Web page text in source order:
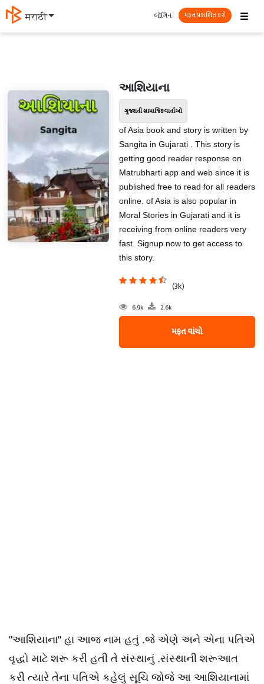
मराठी ☰
લૉગિન મફત પ્રકાશિત કરો
આશિયાના
ગુજરાતી સામાજિક વાર્તાઓ
of Asia book and story is written by
Sangita in Gujarati . This story is
getting good reader response on
Matrubharti app and web since it is
published free to read for all readers
online. of Asia is also popular in
Moral Stories in Gujarati and it is
receiving from online readers very
fast. Signup now to get access to
this story.
(3k)
6.9k 2.6k
મફત વાંચો
"આશિયાના" હા આજ નામ હતું .જે એણે અને એના પતિએ
વૃદ્ધો માટે શરૂ કરી હતી તે સંસ્થાનું .સંસ્થાની શરૂઆત
કરી ત્યારે તેના પતિએ કહેલું સૂચિ જોજે આ આશિયાનામાં